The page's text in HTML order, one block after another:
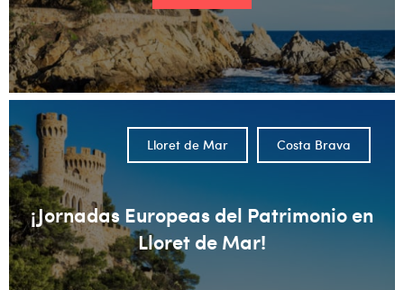
¡Jornadas Europeas del Patrimonio en
Lloret de Mar!
Costa Brava
Lloret de Mar